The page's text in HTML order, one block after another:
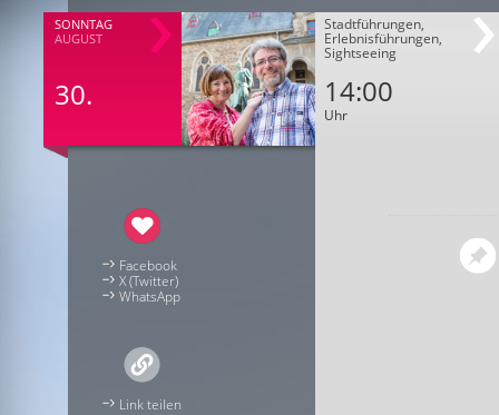
SONNTAG
AUGUST
30.
Stadtführungen,
Erlebnisführungen,
Sightseeing
14:00
Uhr
Facebook
X (Twitter)
WhatsApp
Link teilen